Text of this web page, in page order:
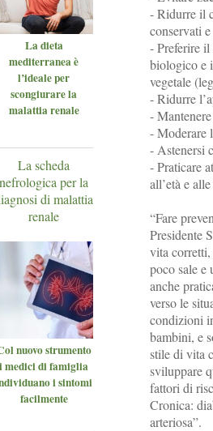
La dieta
mediterranea è
l’ideale per
scongiurare la
malattia renale
La scheda
nefrologica per la
di malattia
renale
nuovo strumento
i medici di famiglia
i sintomi
facilmente
- Ridurre il
conservati
- Preferire
biologico e
vegetale
- Ridurre
-
- Moderare
- Astenersi
- Praticare
all’età e
“Fare
Presidente
vita
poco sale e
anche
verso le
condizioni
bambini, e
stile di vita
sviluppare
fattori di
Cronica:
arteriosa”.